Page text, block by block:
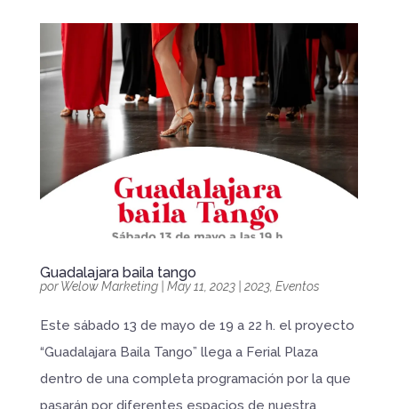
Guadalajara baila tango
porWelow Marketing| May 11, 2023| 2023, Eventos
Este sábado 13 de mayo de 19 a 22 h. el proyecto
“Guadalajara Baila Tango” llega a Ferial Plaza
dentro de una completa programación por la que
pasarán por diferentes espacios de nuestra